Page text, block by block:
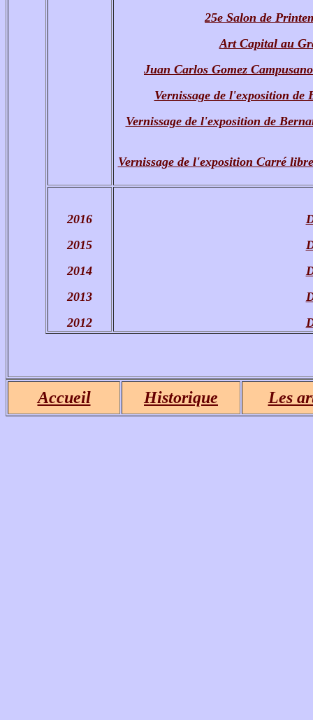
25e Salon de
Art Capital au
Juan Carlos Gomez
Vernissage de l'exposition
Vernissage de l'exposition de
Vernissage de l'exposition Carré
2016
2015
2014
2013
2012
Accueil Historique Les